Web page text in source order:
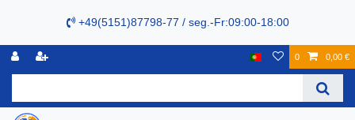
+49(5151)87798-77 / seg.-Fr:09:00-18:00
0 0,00 €